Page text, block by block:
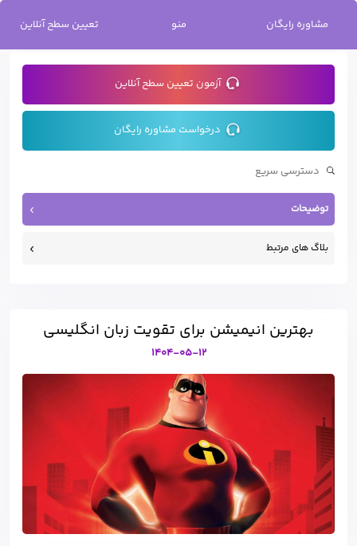
مشاوره رایگان منو تعیین سطح آنلاین / بهترین انیمیشن برای تقویت زبان انگلیسی
بهترین انیمیشن برای تقویت زبان انگلیسی
1404-05-12
آزمون تعیین سطح آنلاین
درخواست مشاوره رایگان
توضیحات
بلاگ های مرتبط